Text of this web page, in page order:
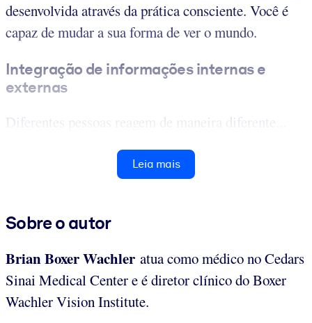
desenvolvida através da prática consciente. Você é
capaz de mudar a sua forma de ver o mundo.
Integração de informações internas e
externas
Diferentes pessoas reagem de maneira diferente...
Leia mais
Sobre o autor
Brian Boxer Wachler atua como médico no Cedars
Sinai Medical Center e é diretor clínico do Boxer
Wachler Vision Institute.